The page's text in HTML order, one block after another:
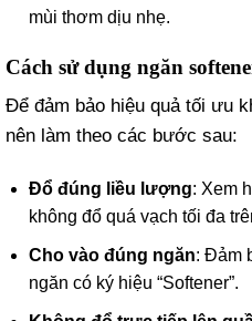
mùi thơm dịu nhẹ.
Cách sử dụng ngăn
Để đảm bảo hiệu quả tối ưu
nên làm theo các bước sau:
Đổ đúng liều lượng: Xem
không đổ quá vạch tối đa
Cho vào đúng ngăn: Đảm
ngăn có ký hiệu “Softener”.